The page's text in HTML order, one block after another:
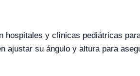
hospitales y clínicas pediátricas
ajustar su ángulo y altura para